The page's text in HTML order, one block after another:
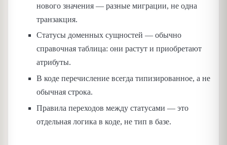
нового значения — разные миграции, не одна
транзакция.
Статусы доменных сущностей — обычно
справочная таблица: они растут и приобретают
атрибуты.
В коде перечисление всегда типизированное, а не
обычная строка.
Правила переходов между статусами — это
отдельная логика в коде, не тип в базе.